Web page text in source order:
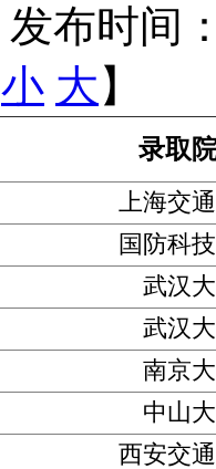
发布时间
小 大 】
录取
上海交
国防科
武汉
武汉
南京
中山
西安交